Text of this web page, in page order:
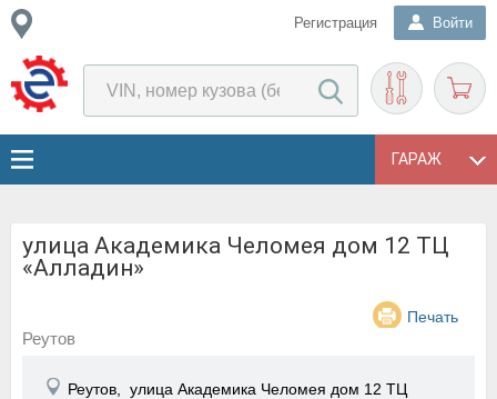
Регистрация Войти
ГАРАЖ
улица Академика Челомея дом 12 ТЦ
«Алладин»
Печать
Реутов
Реутов, улица Академика Челомея дом 12 ТЦ